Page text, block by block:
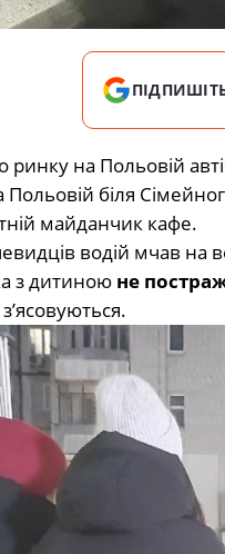
ринку на Польовій
біля
майданчик кафе.
водій мчав на
з дитиною не